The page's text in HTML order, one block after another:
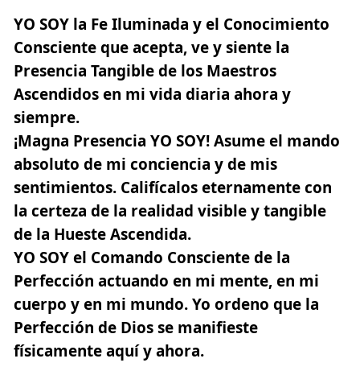
YO SOY la Fe Iluminada y el Conocimiento
Consciente que acepta, ve y siente la
Presencia Tangible de los Maestros
Ascendidos en mi vida diaria ahora y
siempre.
¡Magna Presencia YO SOY! Asume el mando
absoluto de mi conciencia y de mis
sentimientos. Califícalos eternamente con
la certeza de la realidad visible y tangible
de la Hueste Ascendida.
YO SOY el Comando Consciente de la
Perfección actuando en mi mente, en mi
cuerpo y en mi mundo. Yo ordeno que la
Perfección de Dios se manifieste
físicamente aquí y ahora.